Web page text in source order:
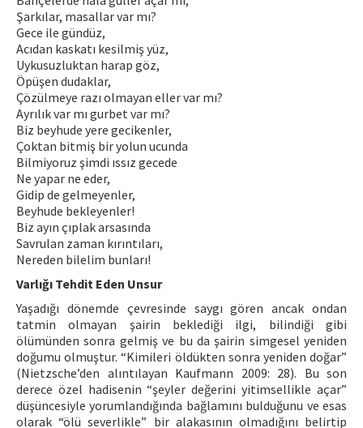
Şarkılar, masallar var mı?
Gece ile gündüz,
Acıdan kaskatı kesilmiş yüz,
Uykusuzluktan harap göz,
Öpüşen dudaklar,
Çözülmeye razı olmayan eller var mı?
Ayrılık var mı gurbet var mı?
Biz beyhude yere gecikenler,
Çoktan bitmiş bir yolun ucunda
Bilmiyoruz şimdi ıssız gecede
Ne yapar ne eder,
Gidip de gelmeyenler,
Beyhude bekleyenler!
Biz ayın çıplak arsasında
Savrulan zaman kırıntıları,
Nereden bilelim bunları!
Varlığı Tehdit Eden Unsur
Yaşadığı dönemde çevresinde saygı gören ancak ondan
tatmin olmayan şairin beklediği ilgi, bilindiği gibi
ölümünden sonra gelmiş ve bu da şairin simgesel yeniden
doğumu olmuştur. “Kimileri öldükten sonra yeniden doğar”
(Nietzsche’den alıntılayan Kaufmann 2009: 28). Bu son
derece özel hadisenin “şeyler değerini yitimsellikle açar”
düşüncesiyle yorumlandığında bağlamını bulduğunu ve esas
olarak “ölü severlikle” bir alakasının olmadığını belirtip